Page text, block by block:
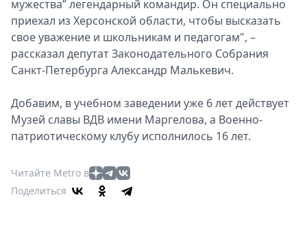
мужества” легендарный командир. Он специально
приехал из Херсонской области, чтобы высказать
свое уважение и школьникам и педагогам", –
рассказал депутат Законодательного Собрания
Санкт-Петербурга Александр Малькевич.
Добавим, в учебном заведении уже 6 лет действует
Музей славы ВДВ имени Маргелова, а Военно-
патриотическому клубу исполнилось 16 лет.
Читайте Metro в
Поделиться